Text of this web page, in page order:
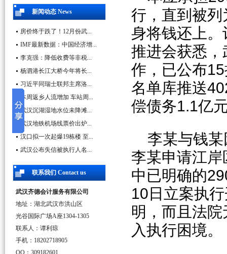
新闻动态 News
房价终于跌了！12月份武...
IMF最新数据：中国经济增...
李克强：降低收费等非税...
杨泗港长江大桥今年将长...
习近平同瑞士联邦主席洛...
本周返乡人流增加 车站周...
武汉沉湖湿地水位未降滩...
武汉地铁机场线票价出炉...
汉口拟一次起爆19栋楼 至...
武汉公布失信被执行人名...
联系我们 Contact us
武汉齐德会计服务有限公司
地址：湖北武汉市洪山区
光谷国际广场A座1304-1305
联系人：谭利琼
手机：18202718905
QQ：309182601
行，直到被
身将钱还上
推进会获悉
作，已公布
名单库推送
偿债务1.1亿
李某与钱
李某申请江
中已明确的
10日立案执
明，而且法
入执行困境。